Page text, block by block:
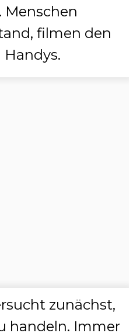
filmen den
zunächst,
handeln. Immer